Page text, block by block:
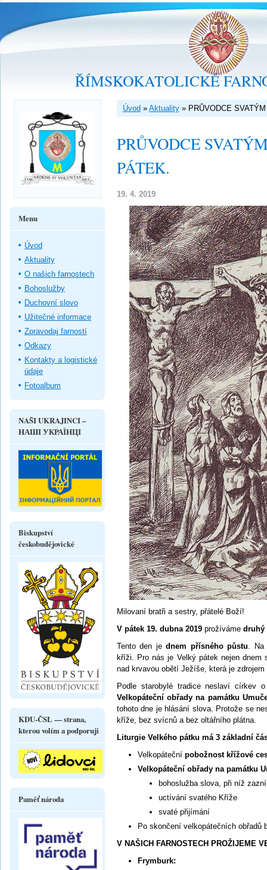
ŘÍMSKOKATOLICKÉ
Úvod » Aktuality » PRŮVODCE
PRŮVODCE
PÁTEK.
19. 4. 2019
Milovaní bratři a sestry, přátelé Boží!
V pátek 19. dubna 2019 prožíváme druhý
Tento den jednem přísného půstu. Na
kříži. Pro nás je Velký pátek nejen
nad krvavou obětí Ježíše, která je
Podle starobylé tradice neslaví církev
Velkopáteční obřady na památku
tohoto dne je hlásání slova. Protože se
kříže, bez svícnů a bez oltářního plátna.
Liturgie Velkého pátku má 3 základní
Velkopáteční pobožnost křížové
Velkopáteční obřady na památku
bohoslužba slova, při níž
uctívání svatého Kříže
svaté přijímání
Po skončení velkopátečních obřadů
V NAŠICH FARNOSTECH PROŽIJEME
Frymburk:
Menu
Úvod
Aktuality
O našich farnostech
Bohoslužby
Duchovní slovo
Užitečné informace
Zpravodaj farností
Odkazy
Kontakty a logistické
údaje
Fotoalbum
NAŠI UKRAJINCI –
НАШІ УКРАЇНЦІ
Biskupství
českobudějovické
KDU-ČSL — strana,
kterou volím a podporuji
Paměť národa